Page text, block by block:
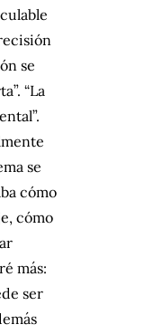
se
“La
se
cómo
cómo
más:
ser